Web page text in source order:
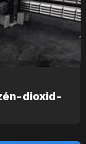
dioxid-